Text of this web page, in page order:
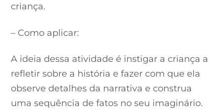
criança.
– Como aplicar:
A ideia dessa atividade é instigar a criança a
refletir sobre a história e fazer com que ela
observe detalhes da narrativa e construa
uma sequência de fatos no seu imaginário.